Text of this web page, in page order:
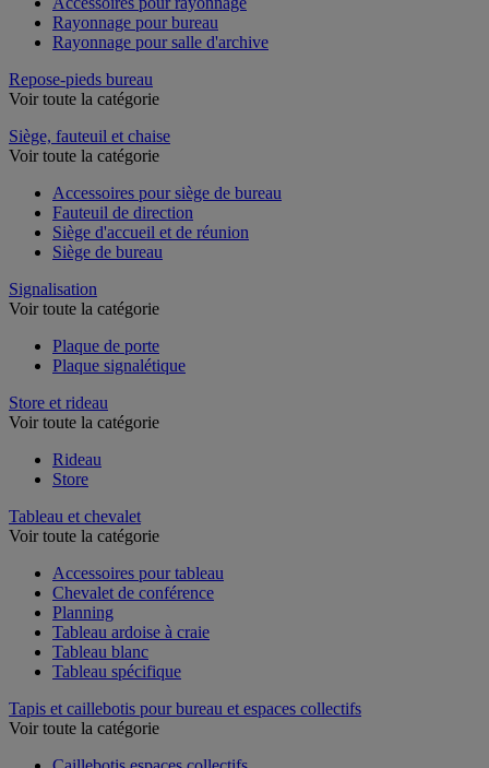
Rayonnage pour bureau
Rayonnage pour salle d'archive
Repose-pieds bureau
Voir toute la catégorie
Siège, fauteuil et chaise
Voir toute la catégorie
Accessoires pour siège de bureau
Fauteuil de direction
Siège d'accueil et de réunion
Siège de bureau
Signalisation
Voir toute la catégorie
Plaque de porte
Plaque signalétique
Store et rideau
Voir toute la catégorie
Rideau
Store
Tableau et chevalet
Voir toute la catégorie
Accessoires pour tableau
Chevalet de conférence
Planning
Tableau ardoise à craie
Tableau blanc
Tableau spécifique
Tapis et caillebotis pour bureau et espaces collectifs
Voir toute la catégorie